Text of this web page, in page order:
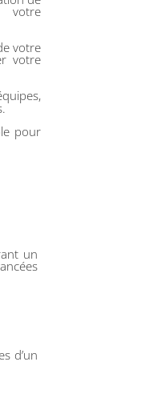
votre
votre
votre
pour
un
d’un